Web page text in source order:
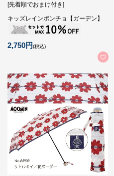
[先着順でおまけ付き]
キッズレインポンチョ【ガーデン】
2,750円(税込)